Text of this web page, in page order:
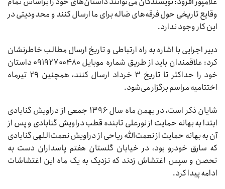
وقایع تاریخی حول فرقه‌های ضاله برای ما ارسال کنند و محدودیتی در
این کار وجود ندارد.
دبیر اجرایی با اشاره به راه ارتباطی و تاریخ ارسال مطالب خاطرنشان
کرد: علاقمندان باید از طریق شماره موبایل ۰۹۱۹۲۷۰۰۴۸۰ داستان
خود را حداکثر تا تاریخ ۳ خرداد ارسال کنند، همچنین ۲۹ تیرماه
اختتامیه مراسم برگزار می‌شود.
شایان ذکر است، در بهمن ماه سال ۱۳۹۶ جمعی از دراویش گنابادی
ابتدا به بهانه حمایت از نورعلی تابنده قطب دراویش گنابادی و پس از
آن به بهانه حمایت از نعمت‌الله ریاحی از دراویش نعمت‌اللهی گنابادی
که سارق خودرو بود، در خیابان گلستان هفتم پاسداران دست به
تحصن و سپس اغتشاش زدند که نزدیک به یک ماه این اغتشاشات
ادامه پیدا کرد.